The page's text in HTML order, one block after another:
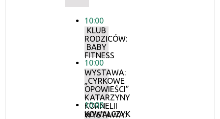
10:00
KLUB
RODZICÓW:
BABY
FITNESS
10:00
WYSTAWA:
„CYRKOWE
OPOWIEŚCI”
KATARZYNY
KORNELII
KOWALCZYK
10:00
WYSTAWA: